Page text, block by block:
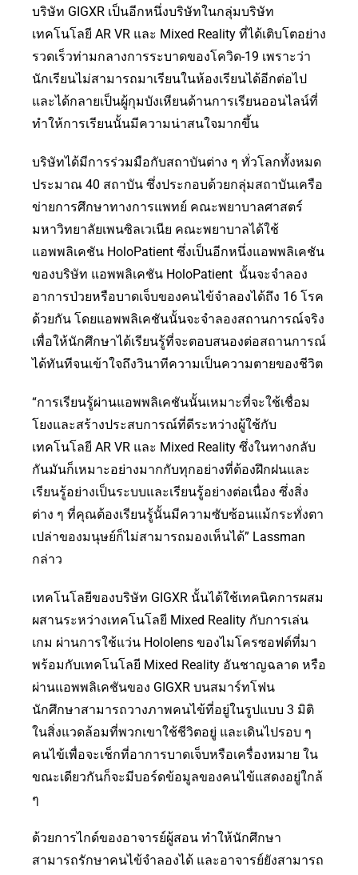
บริษัท GIGXR เป็นอีกหนึ่งบริษัทในกลุ่มบริษัท
เทคโนโลยี AR VR และ Mixed Reality ที่ได้เติบโตอย่าง
รวดเร็วท่ามกลางการระบาดของโควิด-19 เพราะว่า
นักเรียนไม่สามารถมาเรียนในห้องเรียนได้อีกต่อไป
และได้กลายเป็นผู้กุมบังเหียนด้านการเรียนออนไลน์ที่
ทำให้การเรียนนั้นมีความน่าสนใจมากขึ้น
บริษัทได้มีการร่วมมือกับสถาบันต่าง ๆ ทั่วโลกทั้งหมด
ประมาณ 40 สถาบัน ซึ่งประกอบด้วยกลุ่มสถาบันเครือ
ข่ายการศึกษาทางการแพทย์ คณะพยาบาลศาสตร์
มหาวิทยาลัยเพนซิลเวเนีย คณะพยาบาลได้ใช้
แอพพลิเคชัน HoloPatient ซึ่งเป็นอีกหนึ่งแอพพลิเคชัน
ของบริษัท แอพพลิเคชัน HoloPatient นั้นจะจำลอง
อาการป่วยหรือบาดเจ็บของคนไข้จำลองได้ถึง 16 โรค
ด้วยกัน โดยแอพพลิเคชันนั้นจะจำลองสถานการณ์จริง
เพื่อให้นักศึกษาได้เรียนรู้ที่จะตอบสนองต่อสถานการณ์
ได้ทันทีจนเข้าใจถึงวินาทีความเป็นความตายของชีวิต
“การเรียนรู้ผ่านแอพพลิเคชันนั้นเหมาะที่จะใช้เชื่อม
โยงและสร้างประสบการณ์ที่ดีระหว่างผู้ใช้กับ
เทคโนโลยี AR VR และ Mixed Reality ซึ่งในทางกลับ
กันมันก็เหมาะอย่างมากกับทุกอย่างที่ต้องฝึกฝนและ
เรียนรู้อย่างเป็นระบบและเรียนรู้อย่างต่อเนื่อง ซึ่งสิ่ง
ต่าง ๆ ที่คุณต้องเรียนรู้นั้นมีความซับซ้อนแม้กระทั่งตา
เปล่าของมนุษย์ก็ไม่สามารถมองเห็นได้” Lassman
กล่าว
เทคโนโลยีของบริษัท GIGXR นั้นได้ใช้เทคนิคการผสม
ผสานระหว่างเทคโนโลยี Mixed Reality กับการเล่น
เกม ผ่านการใช้แว่น Hololens ของไมโครซอฟต์ที่มา
พร้อมกับเทคโนโลยี Mixed Reality อันชาญฉลาด หรือ
ผ่านแอพพลิเคชันของ GIGXR บนสมาร์ทโฟน
นักศึกษาสามารถวางภาพคนไข้ที่อยู่ในรูปแบบ 3 มิติ
ในสิ่งแวดล้อมที่พวกเขาใช้ชีวิตอยู่ และเดินไปรอบ ๆ
คนไข้เพื่อจะเช็กที่อาการบาดเจ็บหรือเครื่องหมาย ใน
ขณะเดียวกันก็จะมีบอร์ดข้อมูลของคนไข้แสดงอยู่ใกล้
ๆ
ด้วยการไกด์ของอาจารย์ผู้สอน ทำให้นักศึกษา
สามารถรักษาคนไข้จำลองได้ และอาจารย์ยังสามารถ